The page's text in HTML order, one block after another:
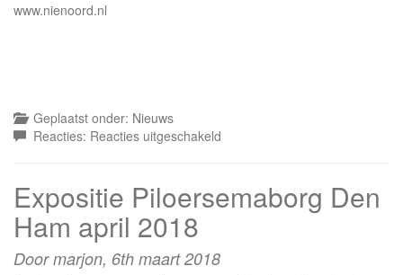
www.nienoord.nl
Geplaatst onder: Nieuws
Reacties: Reacties uitgeschakeld
Nienoord
13-
Expositie Piloersemaborg Den
Ham april 2018
Door marjon, 6th maart 2018